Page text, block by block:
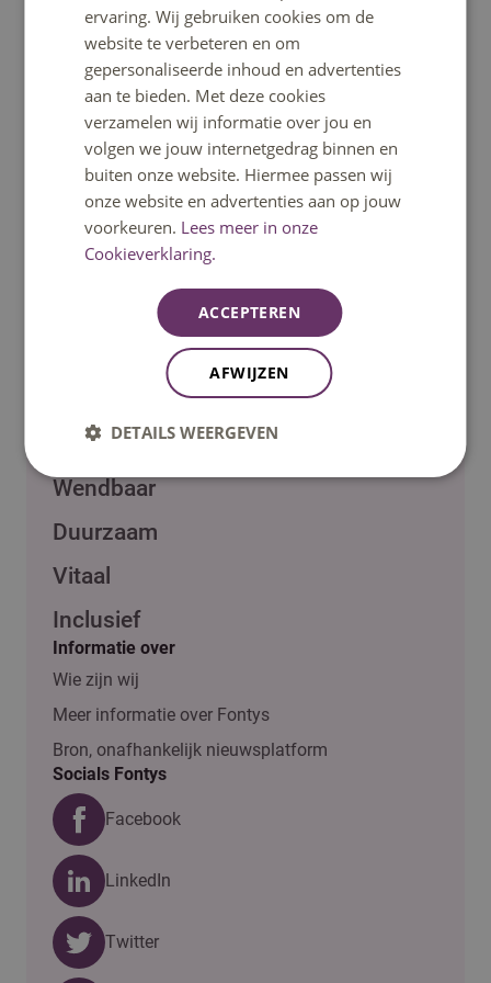
specifiek vraagstuk en deel of lees je over interessante
trainingen, artikelen of workshops.
Kortom: een plek voor en door leidinggevenden. Want
samen kom je verder en leer je meer dan alleen.
Sluit je dus aan bij deze Teams Community en wordt
onderdeel van deze groeiende community!
Meer info
Jessica van Brakel - Zhou
hrlearningdevelopment@fontys.nl
Georganiseerd door: Fontys HR & Organisatie
Talentgericht
Onderzoekend
Wendbaar
Duurzaam
Vitaal
Inclusief
Informatie over
Wie zijn wij
Meer informatie over Fontys
Bron, onafhankelijk nieuwsplatform
Socials Fontys
Facebook
LinkedIn
Twitter
ervaring. Wij gebruiken cookies om de
website te verbeteren en om
gepersonaliseerde inhoud en advertenties
aan te bieden. Met deze cookies
verzamelen wij informatie over jou en
volgen we jouw internetgedrag binnen en
buiten onze website. Hiermee passen wij
onze website en advertenties aan op jouw
voorkeuren. Lees meer in onze
Cookieverklaring.
ACCEPTEREN
AFWIJZEN
DETAILS WEERGEVEN